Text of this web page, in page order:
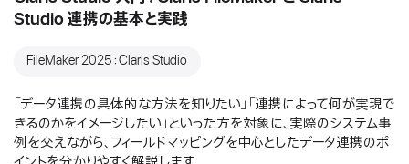
Studio 連携の基本と実践
FileMaker 2025：Claris Studio
「データ連携の具体的な方法を知りたい」「連携によって何が実現で
きるのかをイメージしたい」といった方を対象に、実際のシステム事
例を交えながら、フィールドマッピングを中心としたデータ連携のポ